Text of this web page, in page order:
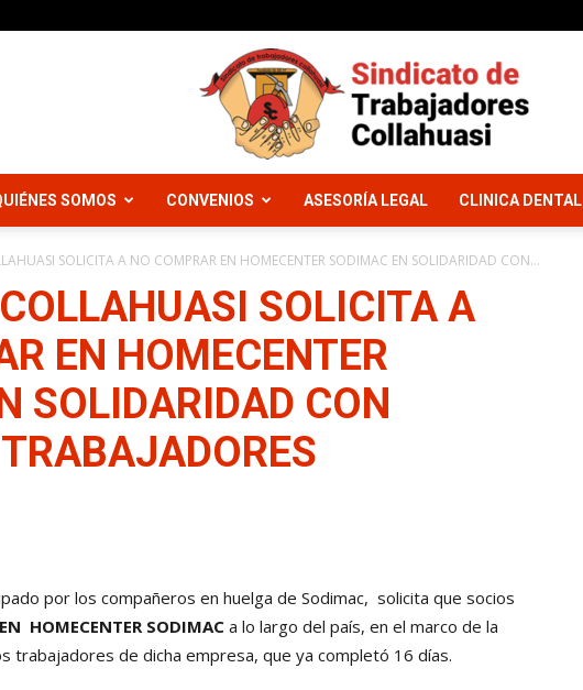
Sindicato
Trabajadores
SOMOS CONVENIOS ASESORÍA LEGAL CLINICA DENTAL
SOLICITA A NO COMPRAR EN HOMECENTER SODIMAC EN SOLIDARIDAD CON...
SOLICITA A
EN HOMECENTER
SOLIDARIDAD CON
por los compañeros en huelga de Sodimac, solicita que socios
HOMECENTER SODIMAC a lo largo del país, en el marco de la
trabajadores de dicha empresa, que ya completó 16 días.